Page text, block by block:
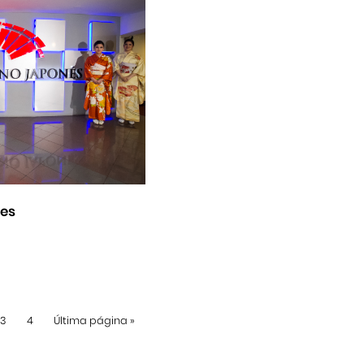
3 4 Última página »